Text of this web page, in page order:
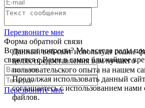
Перезвоните мне
Форма обратной связи
Возникли вопросы? Мы всегда рады
свяжется с Вами в самое ближайшее
Перезвоните мне
Данный веб-сайт использует cookie-
целях предоставления вам лучшего
пользовательского опыта на нашем
Продолжая использовать данный
соглашаетесь с использованием нами
файлов.